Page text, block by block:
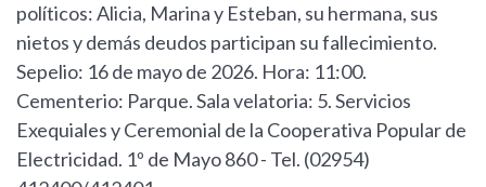
políticos: Alicia, Marina y Esteban, su hermana, sus
nietos y demás deudos participan su fallecimiento.
Sepelio: 16 de mayo de 2026. Hora: 11:00.
Cementerio: Parque. Sala velatoria: 5. Servicios
Exequiales y Ceremonial de la Cooperativa Popular de
Electricidad. 1º de Mayo 860 - Tel. (02954)